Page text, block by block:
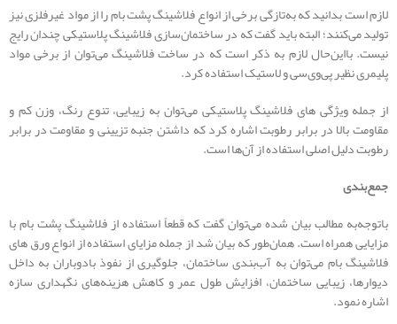
لازم است بدانید که به‌تازگی برخی از انواع فلاشینگ‌ پشت بام را از مواد غیرفلزی نیز
تولید می‌کنند؛ البته باید گفت که در ساختمان‌سازی فلاشینگ پلاستیکی چندان رایج
نیست. بااین‌حال لازم به ذکر است که در ساخت فلاشینگ می‌توان از برخی مواد
پلیمری نظیر پی‌وی‌سی و لاستیک استفاده کرد.
از جمله ویژگی های فلاشینگ پلاستیکی می‌توان به زیبایی، تنوع رنگ، وزن کم و
مقاومت بالا در برابر رطوبت اشاره کرد که داشتن جنبه تزیینی و مقاومت در برابر
رطوبت دلیل اصلی استفاده از آن‌ها است.
جمع‌بندی
باتوجه‌به مطالب بیان شده می‌توان گفت که قطعاً استفاده از فلاشینگ پشت بام با
مزایایی همراه است. همان‌طور که بیان شد از جمله مزایای استفاده از انواع ورق های
فلاشینگ بام می‌توان به آب‌بندی ساختمان، جلوگیری از نفوذ بادوباران به داخل
دیوارها، زیبایی ساختمان، افزایش طول عمر و کاهش هزینه‌های نگهداری سازه
اشاره نمود.